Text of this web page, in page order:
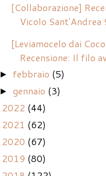
[Collaborazione]
Vicolo Sant'Andrea
[Leviamocelo dai
Recensione: Il filo
► febbraio (5)
►gennaio (3)
2022 (44)
2021 (62)
2020 (67)
2019 (80)